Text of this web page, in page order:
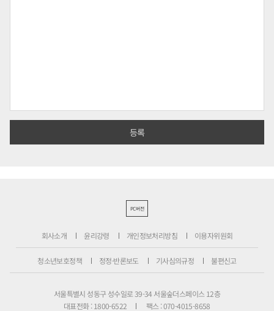
PC버전
회사소개 윤리강령 개인정보처리방침 이용자위원회
청소년보호정책 정정·반론보도 기사심의규정 불편신고
서울특별시 성동구 성수일로 39-34 서울숲더스페이스 12층
대표전화 : 1800-6522
팩스 : 070-4015-8658